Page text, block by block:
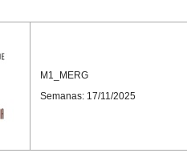
M1_MERG
Semanas: 17/11/2025